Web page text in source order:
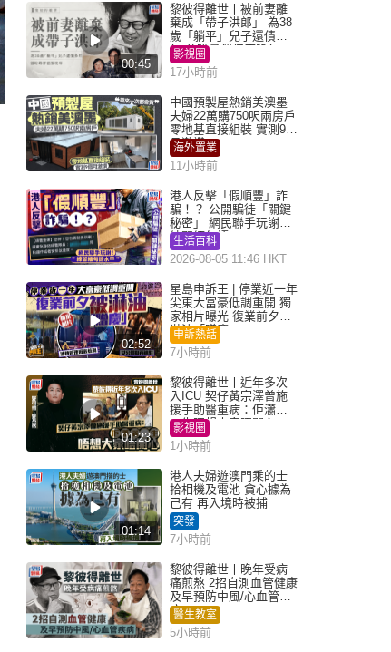
00:45
黎彼得離世丨被前妻離
棄成「帶子洪郎」 為38
歲「躺平」兒子還債多
年 曾盼尋伴侶度晚年
影視圈
17小時前
中國預製屋熱銷美澳墨
夫婦22萬購750呎兩房戶
零地基直接組裝 實測9個
月激讚
海外置業
11小時前
港人反擊「假順豐」詐
騙！？ 公開騙徒「關鍵
秘密」 網民聯手玩謝：
練習緬甸語
生活百科
2026-08-05 11:46 HKT
02:52
星島申訴王 | 停業近一年
尖東大富豪低調重開 獨
家相片曝光 復業前夕被
淋油「贈慶」
申訴熱話
7小時前
01:23
黎彼得離世丨近年多次
入ICU 契仔黃宗澤曾施
援手助醫重病：佢瀟灑
一生唔想大家唔開心
影視圈
1小時前
01:14
港人夫婦遊澳門乘的士
拾相機及電池 貪心據為
己有 再入境時被捕
突發
7小時前
黎彼得離世丨晚年受病
痛煎熬 2招自測血管健康
及早預防中風/心血管疾
病
醫生教室
5小時前